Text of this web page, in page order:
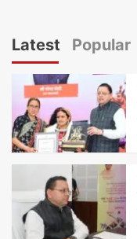
Latest Popular